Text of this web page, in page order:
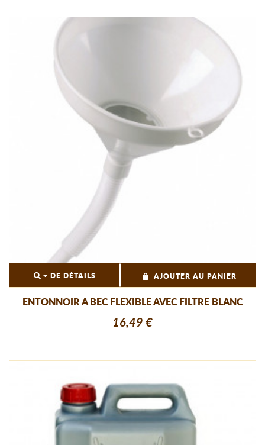
+ DE DÉTAILS AJOUTER AU PANIER
ENTONNOIR A BEC FLEXIBLE AVEC FILTRE BLANC
16,49 €